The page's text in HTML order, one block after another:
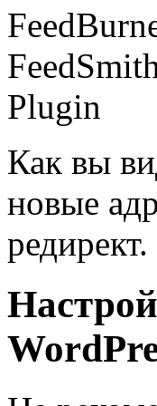
Как вы
новые
редирект.